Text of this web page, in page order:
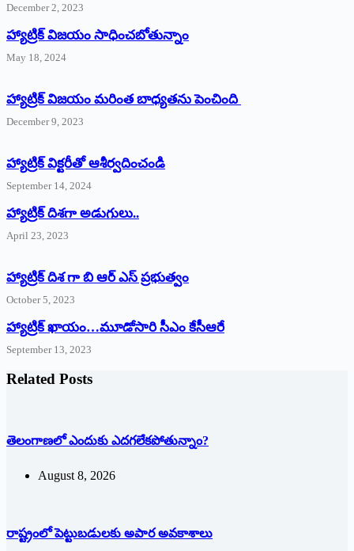
December 2, 2023
హ్యాట్రిక్‌ విజయం సాధించబోతున్నాం
May 18, 2024
హ్యాట్రిక్ విజయం మరింత బాధ్యతను పెంచింది
December 9, 2023
హ్యాట్రిక్‌ ‌విక్టరీతో ఆశీర్వదించండి
September 14, 2024
‌హ్యాట్రిక్‌ ‌దిశగా అడుగులు..
April 23, 2023
హ్యాట్రిక్ దిశ గా బి ఆర్ ఎస్ ప్రభుత్వం
October 5, 2023
హ్యాట్రిక్‌ ‌ఖాయం…మూడోసారి సీఎం కేసీఆరే
September 13, 2023
Related Posts
తెలంగాణలో ఎందుకు ఎదగలేకపోతున్నాం?
August 8, 2026
రాష్ట్రంలో పెట్టుబడులకు అపార అవకాశాలు